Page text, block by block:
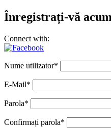
Înregistrați-vă acum
Connect with:
Nume utilizator*
E-Mail*
Parola*
Confirmați parola*